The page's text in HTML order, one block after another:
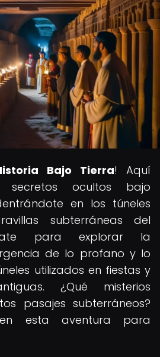
Bajo Tierra! Aquí
secretos ocultos bajo
en los túneles
subterráneas del
para explorar la
de lo profano y lo
utilizados en fiestas y
¿Qué misterios
pasajes subterráneos?
en esta aventura para